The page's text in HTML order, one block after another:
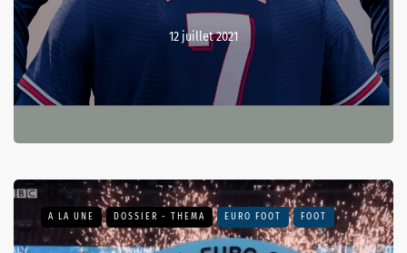
12 juillet 2021
A LA UNE DOSSIER - THEMA EURO FOOT FOOT